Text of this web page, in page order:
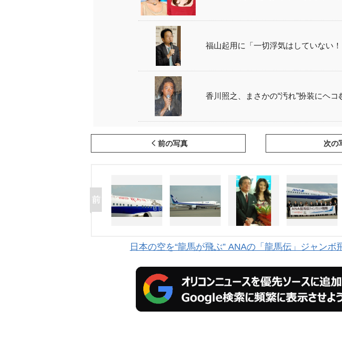
福山起用に「一切浮気はしていない！
香川照之、まさかの“汚れ”扮装にヘコ
前の写真 次の
日本の空を“龍馬が飛ぶ” ANAの「龍馬伝」ジャンボ